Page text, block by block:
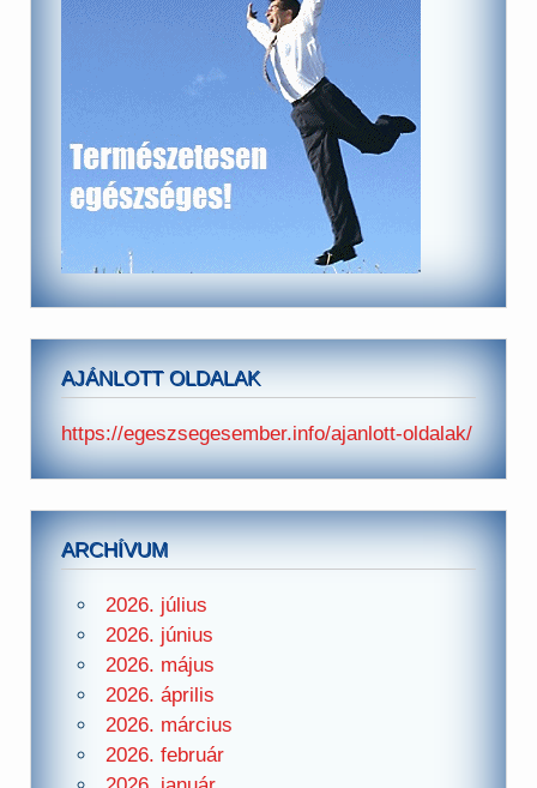
AJÁNLOTT OLDALAK
https://egeszsegesember.info/ajanlott-oldalak/
ARCHÍVUM
2026. július
2026. június
2026. május
2026. április
2026. március
2026. február